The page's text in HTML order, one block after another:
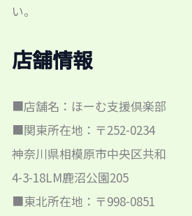
い。
店舗情報
■店舗名：ほーむ支援倶楽部
■関東所在地：〒252-0234
神奈川県相模原市中央区共和
4-3-18LM鹿沼公園205
■東北所在地：〒998-0851